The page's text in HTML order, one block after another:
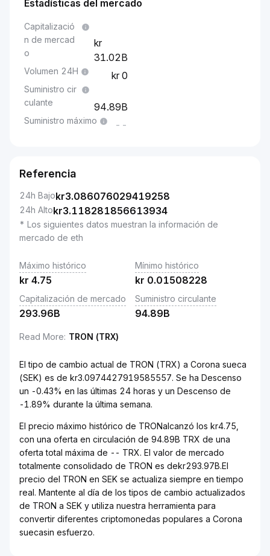
Estadísticas del mercado
Capitalizació
n de mercad
o
31.02B
Volumen 24H 0
Suministro cir
culante
94.89B
Suministro máximo --
Referencia
24h Bajokr3.086076029419258
24h Altokr3.118281856613934
* Los siguientes datos muestran la información de
mercado de eth
Máximo histórico
kr 4.75
Mínimo histórico
kr 0.01508228
Capitalización de mercado
293.96B
Suministro circulante
94.89B
Read More: TRON (TRX)
El tipo de cambio actual de TRON (TRX) a Corona sueca
(SEK) es de kr3.0974427919585557. Se ha Descenso
un -0.43% en las últimas 24 horas y un Descenso de
-1.89% durante la última semana.
El precio máximo histórico de TRONalcanzó los kr4.75,
con una oferta en circulación de 94.89B TRX de una
oferta total máxima de -- TRX. El valor de mercado
totalmente consolidado de TRON es dekr293.97B.El
precio del TRON en SEK se actualiza siempre en tiempo
real. Mantente al día de los tipos de cambio actualizados
de TRON a SEK y utiliza nuestra herramienta para
convertir diferentes criptomonedas populares a Corona
suecasin esfuerzo.